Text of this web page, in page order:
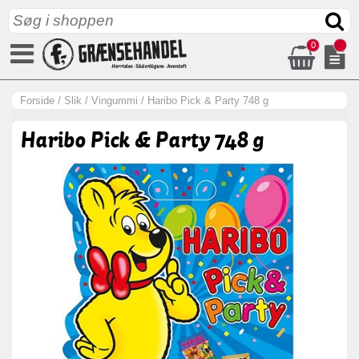
0
Forside / Slik / Vingummi / Haribo Pick & Party 748 g
Haribo Pick & Party 748 g